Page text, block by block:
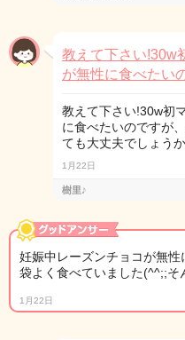
教えて下さい!30w
が無性に食べたい
教えて下さい!30w初
に食べたいのですが
ても大丈夫でしょう
1月22日
樹里♪
妊娠中レーズンチョコが無
袋よく食べていました(^^;;そ
1月22日